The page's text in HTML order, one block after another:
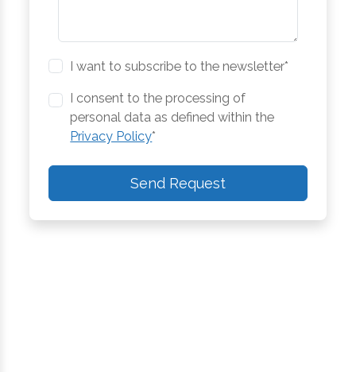
I want to subscribe to the newsletter*
I consent to the processing of
personal data as defined within the
Privacy Policy*
Send Request